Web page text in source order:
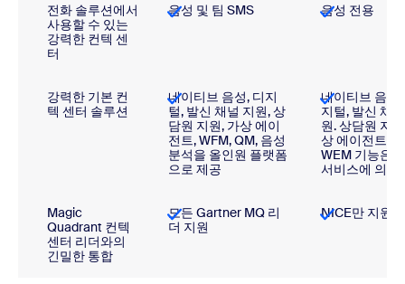
전화 솔루션에서
사용할 수 있는
강력한 컨텍 센
터
음성 및 팀 SMS 음성 전용
강력한 기본 컨
텍 센터 솔루션
네이티브 음성, 디지
털, 발신 채널 지원, 상
담원 지원, 가상 에이
전트, WFM, QM, 음성
분석을 올인원 플랫폼
으로 제공
네이티브 음성,
지털, 발신 채
원. 상담원 지
상 에이전트,
WEM 기능은
서비스에 의존
Magic
Quadrant 컨텍
센터 리더와의
긴밀한 통합
모든 Gartner MQ 리
더 지원
NICE만 지원